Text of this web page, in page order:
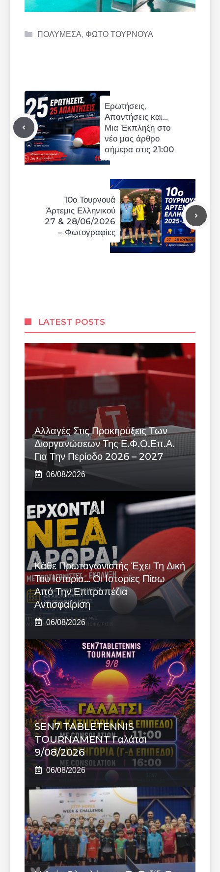
Categories
ΠΟΛΥΜΕΣΑ, ΦΩΤΟ ΤΟΥΡΝΟΥΑ
Ερωτήσεις,
Απαντήσεις και…
Μια Έκπληξη στο
νέο μας άρθρο
σήμερα στις 21:00
10ο Τουρνουά
Άρτεμις Ελληνικού
27 & 28/06/2026
– Φωτογραφίες
LATEST POSTS
Αλλαγές Στις Προκηρύξεις Των
Διοργανώσεων Της Ε.Φ.Ο.Επ.Α.
Για Την Περίοδο 2026 – 2027
06/08/2026
Κάθε Πρωταγωνιστής Έχει Τη Δική
Του Ιστορία… Οι Ιστορίες Πίσω
Από Την Επιτραπέζια
Αντισφαίριση
06/08/2026
SEN7 TABLETENNIS
TOURNAMENT Γαλάτσι
9/08/2026
06/08/2026